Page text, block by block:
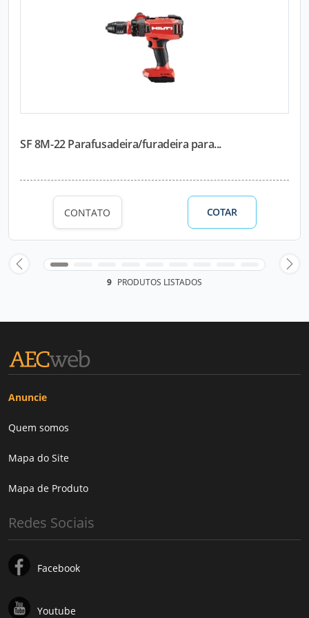
SF 8M-22 Parafusadeira/furadeira para...
CONTATO COTAR
9 PRODUTOS LISTADOS
Anuncie
Quem somos
Mapa do Site
Mapa de Produto
Redes Sociais
Facebook
Youtube